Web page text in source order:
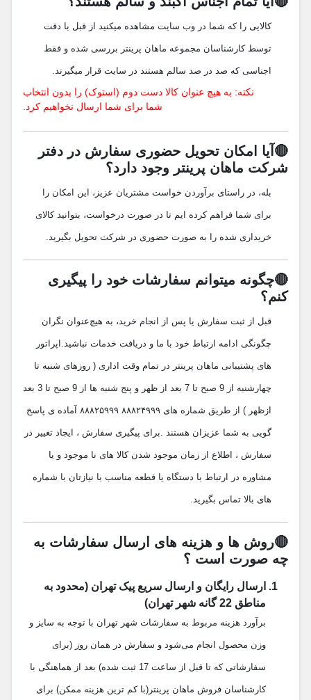
کالایی را که شما در وب سایت مشاهده میکنید از قبل با دقت
توسط کارشناسان مجموعه ماهان پرینتر بررسی شده و فقط
اجناسی که صد در صد سالم هستند در سایت قرار میگیرند.
نکته: به هیچ عنوان کالا دست دوم (استوک) را بدون انتخاب
شما برای شما ارسال نخواهیم کرد.
🔴آیا امکان تحویل حضوری سفارش در دفتر
شرکت ماهان پرینتر وجود دارد؟
بله، در راستای برآوردن خواست مشتریان عزیز، این امکان را
برای شما فراهم کرده ایم تا در صورت درخواست، بتوانید کالای
خریداری شده را به صورت حضوری در شرکت تحویل بگیرید.
🔴چگونه میتوانم سفارشات خود را پیگیری
کنم؟
قبل از ثبت سفارش یا پس از انجام خرید، به هیچ‌عنوان نگران
چگونگی ادامه ارتباط خود با ما و دریافت خدمات نباشید.اپراتور
های پشتیبانی ماهان پرینتر در تمام وقت اداری ( روزهای شنبه تا
چهارشنبه از 9 صبح تا 7 بعد از ظهر و پنج شنبه ها از 9 صبح تا 3 بعد
ازظهر ) از طریق شماره های ۸۸۸۲۴۹۹۹ ۸۸۸۲۵۹۹۹ آماده ی پاسخ
گویی به شما عزیزان هستند .برای پیگیری سفارش ، ایجاد تغییر در
سفارش ، اطلاع از زمان موجود شدن کالا های نا موجود و یا
مشاوره در ارتباط با دستگاه یا قطعه مناسب با نیازتان با شماره
های بالا تماس بگیرید.
🔴روش ها و هزینه های ارسال سفارشات به
چه صورت است ؟
ارسال رایگان و ارسال سریع پیک تهران (محدود به
مناطق 22 گانه شهر تهران)
برآورد هزینه مربوط به سفارشات شهر تهران با توجه به سایز و
وزن محصول انجام می‌شود و سفارش در همان روز (برای
سفارشاتی که تا قبل از ساعت 17 ثبت شده) بعد از هماهنگی با
کارشناسان فروش ماهان پرینتر(با کم‌ ترین هزینه ممکن) برای